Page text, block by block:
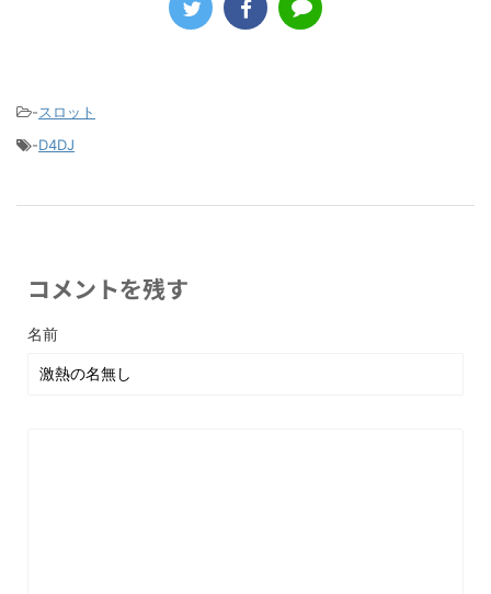
-スロット
-D4DJ
コメントを残す
名前